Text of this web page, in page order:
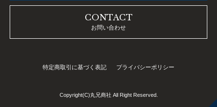
CONTACT
お問い合わせ
特定商取引に基づく表記 プライバシーポリシー
Copyright(C)丸兄商社 All Right Reserved.